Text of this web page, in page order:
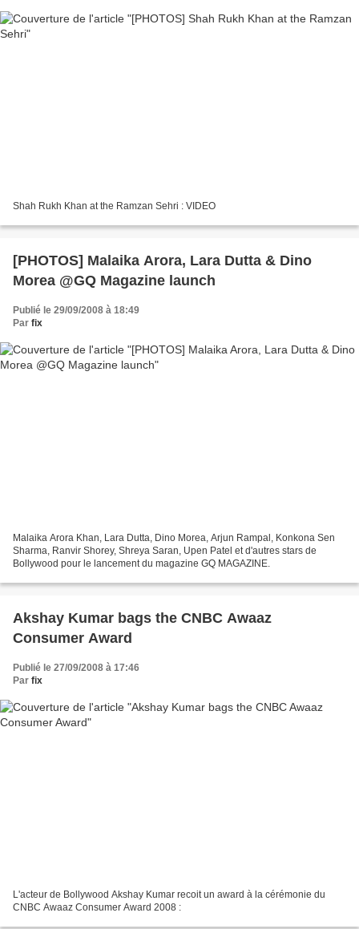
Shah Rukh Khan at the Ramzan Sehri : VIDEO
[PHOTOS] Malaika Arora, Lara Dutta & Dino
Morea @GQ Magazine launch
Publié le 29/09/2008 à 18:49
Par fix
Malaika Arora Khan, Lara Dutta, Dino Morea, Arjun Rampal, Konkona Sen
Sharma, Ranvir Shorey, Shreya Saran, Upen Patel et d'autres stars de
Bollywood pour le lancement du magazine GQ MAGAZINE.
Akshay Kumar bags the CNBC Awaaz
Consumer Award
Publié le 27/09/2008 à 17:46
Par fix
L'acteur de Bollywood Akshay Kumar recoit un award à la cérémonie du
CNBC Awaaz Consumer Award 2008 :